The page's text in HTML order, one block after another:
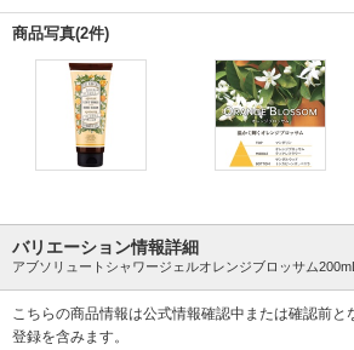
商品写真(2件)
バリエーション情報詳細
アブソリュートシャワージェルオレンジブロッサム200mL
こちらの商品情報は公式情報確認中または確認前と
登録を含みます。